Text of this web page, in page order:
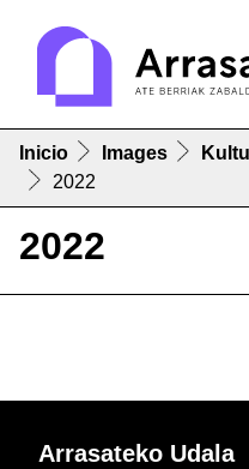
Inicio Images
2022
2022
Arrasateko Udala